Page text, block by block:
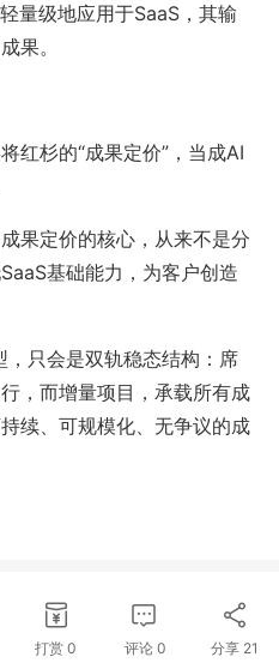
量级地应用于SaaS，其输
果。
红杉的“成果定价”，当成AI
果定价的核心，从来不是分
基础能力，为客户创造
只会是双轨稳态结构：席
，而增量项目，承载所有成
续、可规模化、无争议的成
打赏 0 评论 0 分享 21